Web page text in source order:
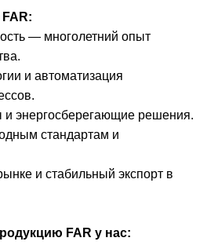
— многолетний опыт
и автоматизация
энергосберегающие решения.
стандартам и
и стабильный экспорт в
FAR у нас: